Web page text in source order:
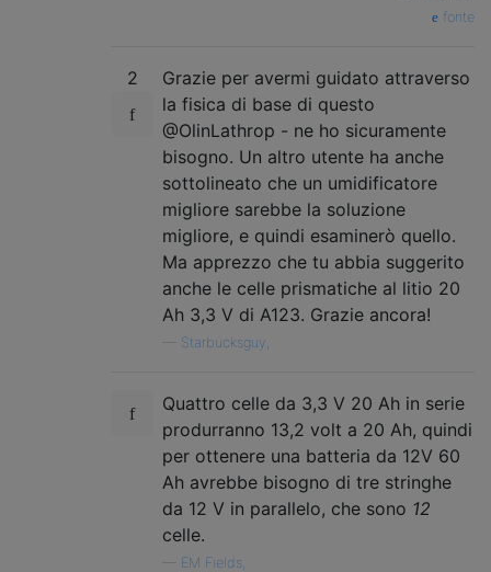
fonte
2
Grazie per avermi guidato attraverso
la fisica di base di questo
@OlinLathrop - ne ho sicuramente
bisogno. Un altro utente ha anche
sottolineato che un umidificatore
migliore sarebbe la soluzione
migliore, e quindi esaminerò quello.
Ma apprezzo che tu abbia suggerito
anche le celle prismatiche al litio 20
Ah 3,3 V di A123. Grazie ancora!
Starbucksguy,
Quattro celle da 3,3 V 20 Ah in serie
produrranno 13,2 volt a 20 Ah, quindi
per ottenere una batteria da 12V 60
Ah avrebbe bisogno di tre stringhe
da 12 V in parallelo, che sono 12
celle.
EM Fields,